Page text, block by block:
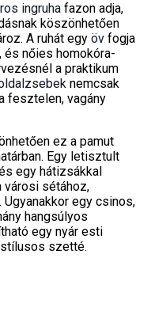
ingruha fazon adja,
köszönhetően
A ruhát egy öv fogja
nőies homokóra-
a praktikum
nemcsak
fesztelen, vagány
ez a pamut
Egy letisztult
egy hátizsákkal
sétához,
egy csinos,
hangsúlyos
egy nyár esti
szetté.